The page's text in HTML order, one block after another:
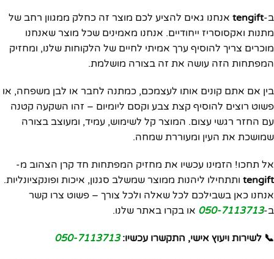
ב-tengift אנחנו גאים להציע לכם מוצר זה כחלק ממגוון רחב של
מתנות ואקסוסריז ייחודיים. אנחנו מאמינים שכל מוצר שאנחנו
מוכרים צריך להוסיף ערך אמיתי לחיים של הלקוחות שלנו, ומחזיק
המפתחות הזה עושה את זה בצורה מושלמת.
בין אם אתם קונים אותו לעצמכם, כמתנה לחבר או לבן משפחה, או
פשוט רוצים להוסיף קצת צבע וקסם ליומיום – זהו השקעה קטנה
עם החזר רגשי עצום. המוצר קל לשימוש, עמיד, ומעוצב בצורה
שמושכת את העין ומעוררת שמחה.
אל תחכו! הזמינו עכשיו את מחזיק המפתחות חד קרן הצהוב מ-
tengift ותתחילו ליהנות ממוצר שמשלב סגנון, איכות ופונקציונליות.
אנחנו כאן בשבילכם לכל שאלה ולכל צורך – פשוט צרו קשר
ב-050-7113713 או בקרו באתר שלנו.
📞 לשירות ויעוץ אישי, התקשרו עכשיו: 050-7113713